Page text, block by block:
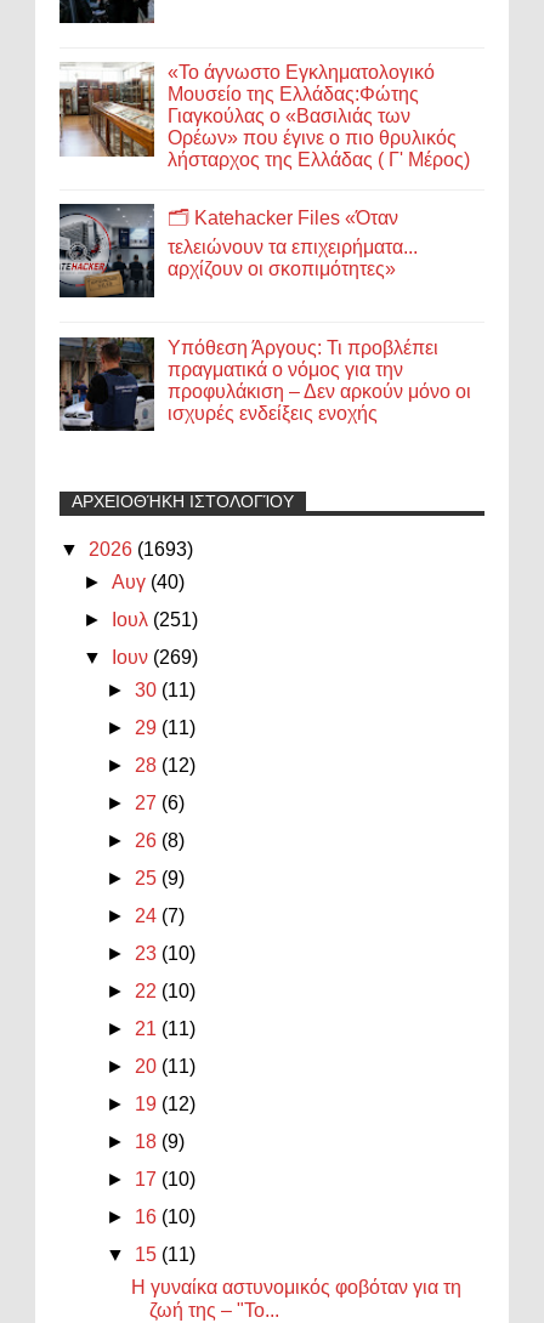
«Το άγνωστο Εγκληματολογικό
Μουσείο της Ελλάδας:Φώτης
Γιαγκούλας ο «Βασιλιάς των
Ορέων» που έγινε ο πιο θρυλικός
λήσταρχος της Ελλάδας ( Γ' Μέρος)
🗂️ Katehacker Files «Όταν
τελειώνουν τα επιχειρήματα...
αρχίζουν οι σκοπιμότητες»
Υπόθεση Άργους: Τι προβλέπει
πραγματικά ο νόμος για την
προφυλάκιση – Δεν αρκούν μόνο οι
ισχυρές ενδείξεις ενοχής
ΑΡΧΕΙΟΘΉΚΗ ΙΣΤΟΛΟΓΊΟΥ
▼ 2026 (1693)
►Αυγ (40)
►
Ιουλ (251)
▼
Ιουν (269)
►30 (11)
► 29 (11)
► 28 (12)
► 27 (6)
► 26 (8)
► 25 (9)
► 24 (7)
► 23 (10)
► 22 (10)
► 21 (11)
► 20 (11)
► 19 (12)
► 18 (9)
► 17 (10)
► 16 (10)
▼ 15 (11)
Η γυναίκα αστυνομικός φοβόταν για τη
ζωή της – "Το...